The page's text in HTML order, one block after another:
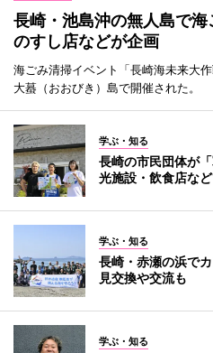
長崎・池島沖の無人島で
のすし店などが企画
海ごみ清掃イベント「長崎海未来大
大蟇（おおびき）島で開催された。
学ぶ・知る
長崎の市民団体が
光施設・飲食店な
学ぶ・知る
長崎・赤瀬の浜で
見交換や交流も
学ぶ・知る